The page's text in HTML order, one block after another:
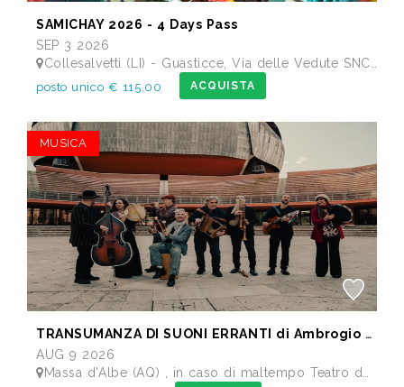
SAMICHAY 2026 - 4 Days Pass
SEP 3 2026
Collesalvetti (LI) - Guasticce, Via delle Vedute SNC - Lago Alberto, Tenuta Bellavista Insuese
posto unico € 115,00 ACQUISTA
MUSICA
TRANSUMANZA DI SUONI ERRANTI di Ambrogio Sparagna
AUG 9 2026
Massa d'Albe (AQ) , in caso di maltempo Teatro dei Marsi Avezzano AQ - Anfiteatro Romano di Alba Fucens